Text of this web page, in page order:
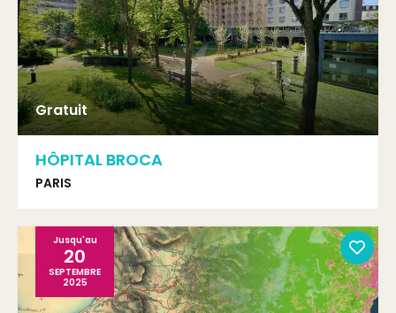
Gratuit
HÔPITAL BROCA
PARIS
Jusqu'au
20
SEPTEMBRE
2025